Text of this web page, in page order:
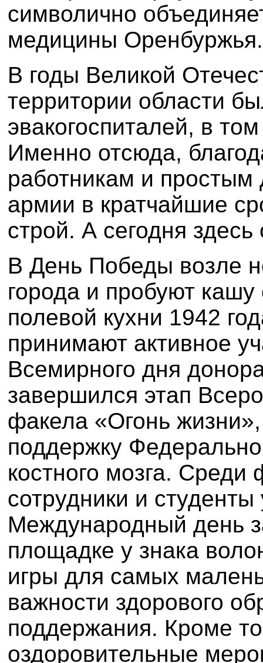
символично
медицины Оренбуржья.
В годы Великой
территории области
эвакогоспиталей, в
Именно отсюда,
работникам и
армии в кратчайшие
строй. А сегодня
В День Победы возле
города и пробуют
полевой кухни 1942
принимают активное
Всемирного дня
завершился этап
факела «Огонь
поддержку
костного мозга.
сотрудники и
Международный день
площадке у знака
игры для самых
важности здорового
поддержания. Кроме
оздоровительные